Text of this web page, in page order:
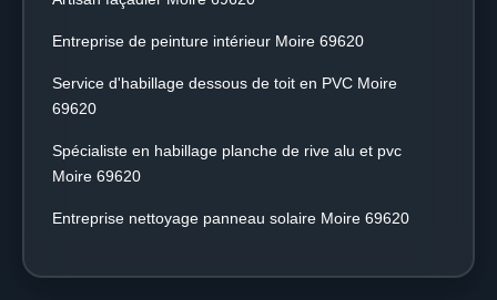
Entreprise de peinture intérieur Moire 69620
Service d'habillage dessous de toit en PVC Moire
69620
Spécialiste en habillage planche de rive alu et pvc
Moire 69620
Entreprise nettoyage panneau solaire Moire 69620